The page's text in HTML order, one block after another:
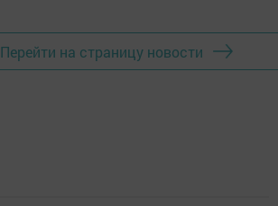
Перейти на страницу новости